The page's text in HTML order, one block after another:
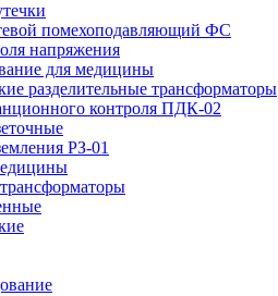
помехоподавляющий ФС
напряжения
для медицины
разделительные трансформаторы
контроля ПДК-02
РЗ-01